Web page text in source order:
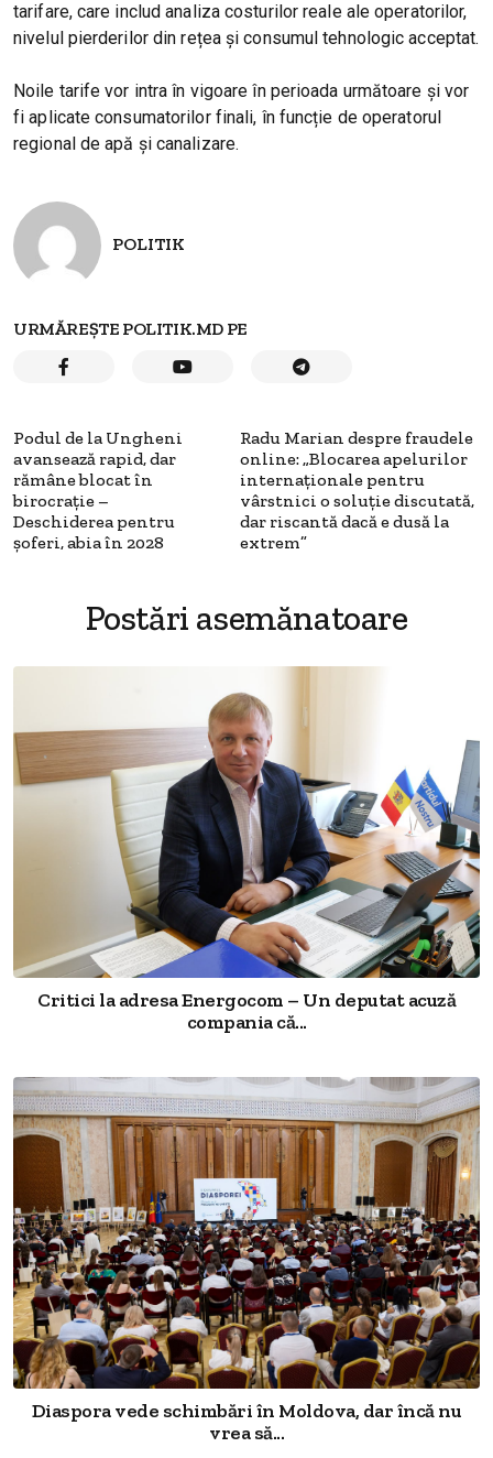
tarifare, care includ analiza costurilor reale ale operatorilor,
nivelul pierderilor din rețea și consumul tehnologic acceptat.
Noile tarife vor intra în vigoare în perioada următoare și vor
fi aplicate consumatorilor finali, în funcție de operatorul
regional de apă și canalizare.
POLITIK
URMĂREȘTE POLITIK.MD PE
Podul de la Ungheni
avansează rapid, dar
rămâne blocat în
birocrație –
Deschiderea pentru
șoferi, abia în 2028
Radu Marian despre fraudele
online: „Blocarea apelurilor
internaționale pentru
vârstnici o soluție discutată,
dar riscantă dacă e dusă la
extrem”
Postări asemănatoare
Critici la adresa Energocom – Un deputat acuză
compania că...
Diaspora vede schimbări în Moldova, dar încă nu
vrea să...